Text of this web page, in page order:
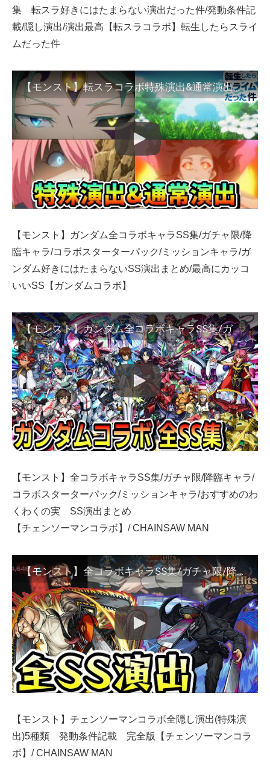
集 転スラ好きにはたまらない演出だった件/発動条件記
載/隠し演出/演出最高【転スラコラボ】転生したらスライ
ムだった件
【モンスト】転スラコラボ特殊演出&通常演出まとめ集 転スラ好きにはたまらない演出だった件/発動条件記載/隠し演出/演出最高【転スラコラボ】転生したらスライムだった件
【モンスト】ガンダム全コラボキャラSS集/ガチャ限/降
臨キャラ/コラボスターターパック/ミッションキャラ/ガ
ンダム好きにはたまらないSS演出まとめ/最高にカッコ
いいSS【ガンダムコラボ】
【モンスト】ガンダム全コラボキャラSS集/ガチャ限/降臨キャラ/コラボスターターパック/ミッションキャラ/ガンダム好きにはたまらないSS演出まとめ/最高にカッコいいSS【ガンダムコラボ】
【モンスト】全コラボキャラSS集/ガチャ限/降臨キャラ/
コラボスターターパック/ミッションキャラ/おすすめのわ
くわくの実 SS演出まとめ
【チェンソーマンコラボ】/ CHAINSAW MAN
【モンスト】全コラボキャラSS集/ガチャ限/降臨キャラ/コラボスターターパック/ミッションキャラ/おすすめのわくわくの実 SS演出まとめ 【チェンソーマンコラボ】/ CHAINSAW MAN
【モンスト】チェンソーマンコラボ全隠し演出(特殊演
出)5種類 発動条件記載 完全版【チェンソーマンコラ
ボ】/ CHAINSAW MAN